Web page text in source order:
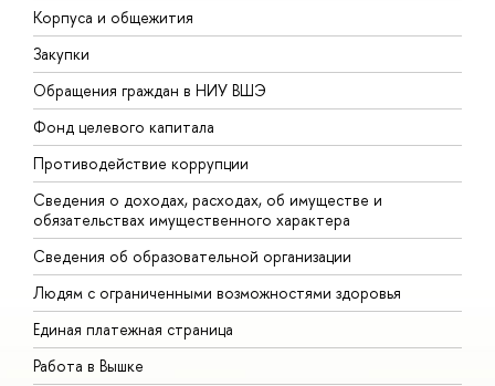
Корпуса и общежития
Закупки
Обращения граждан в НИУ ВШЭ
Фонд целевого капитала
Противодействие коррупции
Сведения о доходах, расходах, об имуществе и
обязательствах имущественного характера
Сведения об образовательной организации
Людям с ограниченными возможностями здоровья
Единая платежная страница
Работа в Вышке